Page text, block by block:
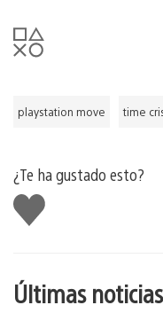
playstation move time
¿Te ha gustado esto?
Me
gusta
Últimas noticias